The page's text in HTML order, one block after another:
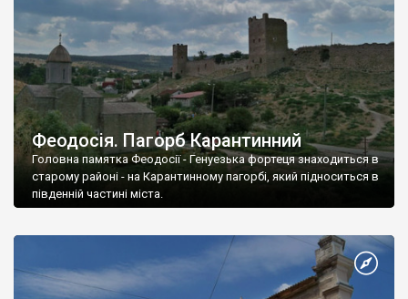
Феодосія. Пагорб Карантинний
Головна памятка Феодосії - Генуезька фортеця знаходиться в
старому районі - на Карантинному пагорбі, який підноситься в
південній частині міста.